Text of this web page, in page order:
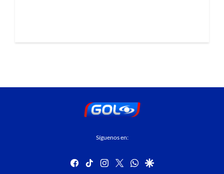
Síguenos en:
facebook
tiktok instagram
twitterwhatsapp
google